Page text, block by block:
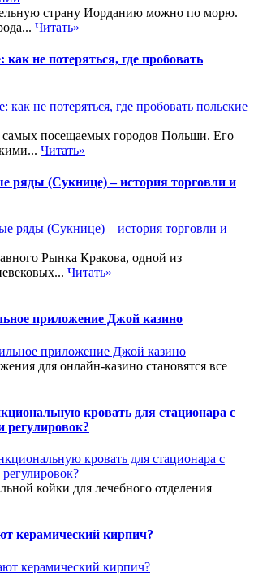
страну Иорданию можно по морю.
Читать»
не потеряться, где пробовать
посещаемых городов Польши. Его
Читать»
ряды (Сукнице) – история торговли и
Рынка Кракова, одной из
Читать»
приложение Джой казино
для онлайн-казино становятся все
кровать для стационара с
регулировок?
койки для лечебного отделения
керамический кирпич?